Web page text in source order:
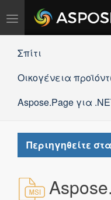
Εναλλαγή
πλοήγησης
Σπίτι
Οικογένεια
Aspose.Page για
Περιηγηθείτε